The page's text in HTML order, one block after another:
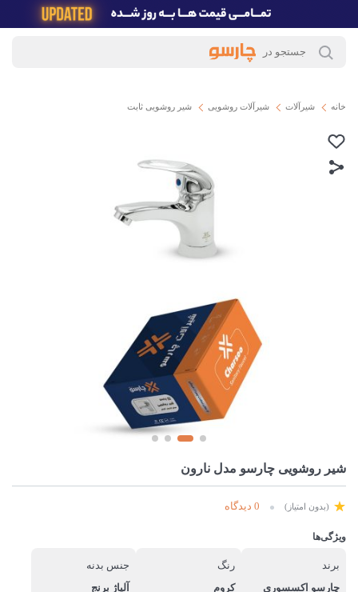
خانه شیرآلات شیرآلات روشویی شیر روشویی ثابت
شیر روشویی چارسو مدل نارون
(بدون امتیاز) 0 دیدگاه
ویژگی‌ها
برند
چارسو اکسسوری
رنگ
کروم
جنس بدنه
آلیاژ برنج